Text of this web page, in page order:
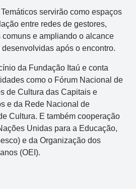
servirão como espaços
entre redes de gestores,
e ampliando o alcance
após o encontro.
da Fundação Itaú e conta
como o Fórum Nacional de
de Cultura das Capitais e
e da Rede Nacional de
Cultura. E também cooperação
Unidas para a Educação,
e da Organização dos
(OEI).